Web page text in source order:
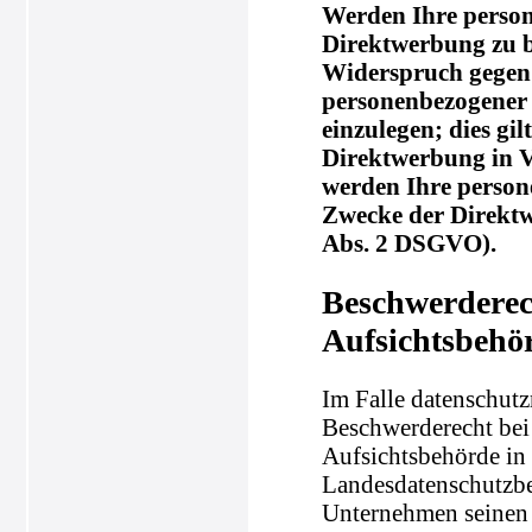
Werden Ihre
Direktwerbung zu
Widerspruch
einzulegen; dies
Direktwerbung in
werden Ihre
Zwecke der
Abs. 2 DSGVO).
Im Falle
Beschwerderecht
Aufsichtsbehörde in
Unternehmen